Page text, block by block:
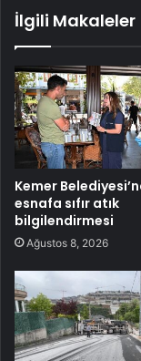
İlgili Makaleler
Kemer
esnafa sıfır atık
bilgilendirmesi
Ağustos 8, 2026